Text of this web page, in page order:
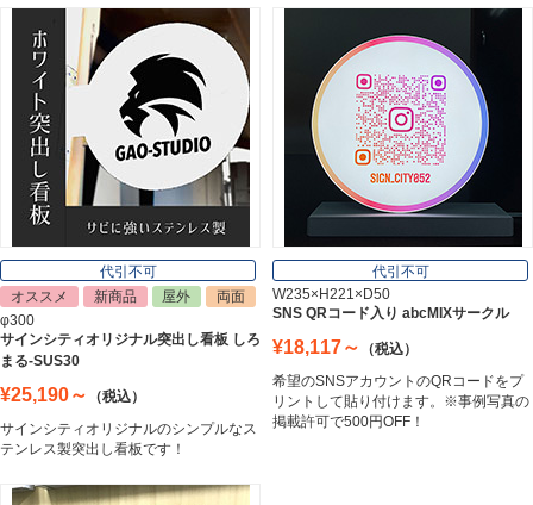
郵便ポスト
Post
Nameplate
代引不可
オススメ
新商品 屋外
両面
φ300
サインシティオリジナル突出し看板 しろ
まる-SUS30
¥25,190～
（税込）
サインシティオリジナルのシンプルなス
テンレス製突出し看板です！
代引不可
W235×H221×D50
SNS QRコード入り abcMIXサークル
¥18,117～
（税込）
希望のSNSアカウントのQRコードをプ
リントして貼り付けます。※事例写真の
掲載許可で500円OFF！